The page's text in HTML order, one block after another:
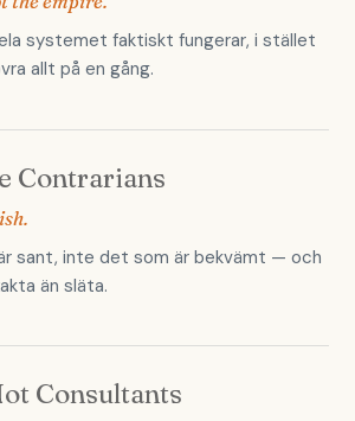
systemet faktiskt fungerar, i stället
allt på en gång.
Contrarians
sant, inte det som är bekvämt — och
än släta.
Consultants